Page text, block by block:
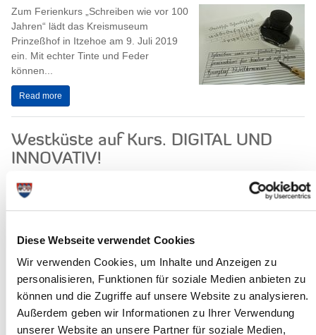
Diese Webseite verwendet Cookies
Wir verwenden Cookies, um Inhalte und Anzeigen zu
personalisieren, Funktionen für soziale Medien anbieten zu
können und die Zugriffe auf unsere Website zu analysieren.
Außerdem geben wir Informationen zu Ihrer Verwendung
unserer Website an unsere Partner für soziale Medien,
Zum Ferienkurs „Schreiben wie vor 100
Jahren“ lädt das Kreismuseum
Prinzeßhof in Itzehoe am 9. Juli 2019
ein. Mit echter Tinte und Feder
können...
Read more
Westküste auf Kurs. DIGITAL UND
INNOVATIV!
Wissenstransfer aus der Praxis,
Kontakte zu möglichen
Geschäftspartnern, ein innovatives
Atmosphäre, Inspiration und neue...
Read more